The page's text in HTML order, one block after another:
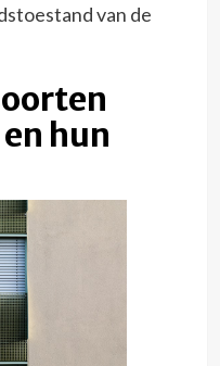
van de
hun